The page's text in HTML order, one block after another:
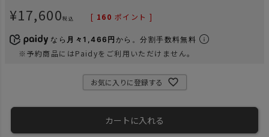
¥17,600税込 [ 160 ポイント ]
なら 月々1,466円 から。分割手数料無料
※予約商品にはPaidyをご利用いただけません。
お気に入りに登録する
カートに入れる